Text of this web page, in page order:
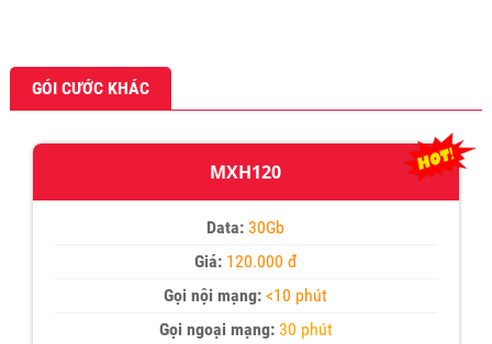
GÓI CƯỚC KHÁC
MXH120
Data: 30Gb
Giá: 120.000 đ
Gọi nội mạng: <10 phút
Gọi ngoại mạng: 30 phút